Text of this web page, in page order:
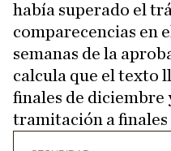
había superado el
comparecencias en
semanas de la
calcula que el texto
finales de diciembre
tramitación a finales